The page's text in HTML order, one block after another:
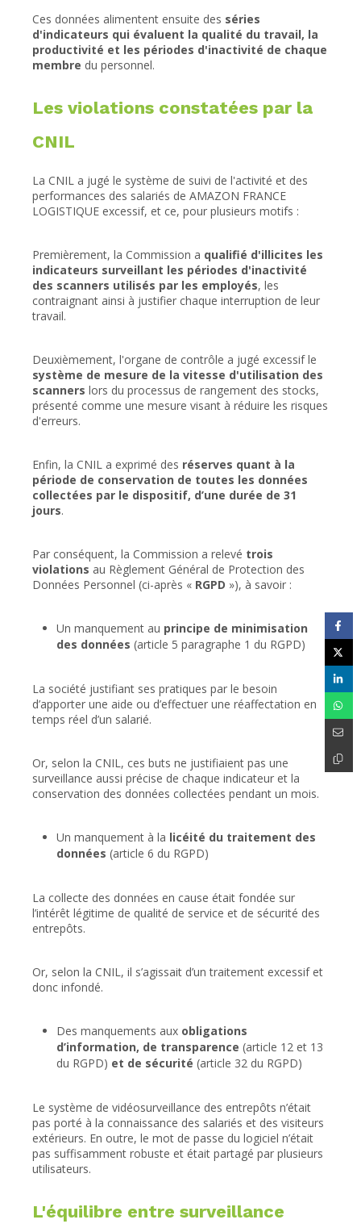
Ces données alimentent ensuite des séries
d'indicateurs qui évaluent la qualité du travail, la
productivité et les périodes d'inactivité de chaque
membre du personnel.
Les violations constatées par la
CNIL
La CNIL a jugé le système de suivi de l'activité et des
performances des salariés de AMAZON FRANCE
LOGISTIQUE excessif, et ce, pour plusieurs motifs :
Premièrement, la Commission a qualifié d'illicites les
indicateurs surveillant les périodes d'inactivité
des scanners utilisés par les employés, les
contraignant ainsi à justifier chaque interruption de leur
travail.
Deuxièmement, l'organe de contrôle a jugé excessif le
système de mesure de la vitesse d'utilisation des
scanners lors du processus de rangement des stocks,
présenté comme une mesure visant à réduire les risques
d'erreurs.
Enfin, la CNIL a exprimé des réserves quant à la
période de conservation de toutes les données
collectées par le dispositif, d’une durée de 31
jours.
Par conséquent, la Commission a relevé trois
violations au Règlement Général de Protection des
Données Personnel (ci-après « RGPD »), à savoir :
Un manquement au principe de minimisation
des données (article 5 paragraphe 1 du RGPD)
La société justifiant ses pratiques par le besoin
d’apporter une aide ou d’effectuer une réaffectation en
temps réel d’un salarié.
Or, selon la CNIL, ces buts ne justifiaient pas une
surveillance aussi précise de chaque indicateur et la
conservation des données collectées pendant un mois.
Un manquement à la licéité du traitement des
données (article 6 du RGPD)
La collecte des données en cause était fondée sur
l’intérêt légitime de qualité de service et de sécurité des
entrepôts.
Or, selon la CNIL, il s’agissait d’un traitement excessif et
donc infondé.
Des manquements aux obligations
d’information, de transparence (article 12 et 13
du RGPD) et de sécurité (article 32 du RGPD)
Le système de vidéosurveillance des entrepôts n’était
pas porté à la connaissance des salariés et des visiteurs
extérieurs. En outre, le mot de passe du logiciel n’était
pas suffisamment robuste et était partagé par plusieurs
utilisateurs.
L'équilibre entre surveillance